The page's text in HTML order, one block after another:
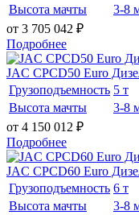
Высота мачты
3-8
от 3 705 042 ₽
Подробнее
JAC CPCD50 Euro
Грузоподъемность 5 т
Высота мачты
3-8
от 4 150 012 ₽
Подробнее
JAC CPCD60 Euro
Грузоподъемность 6 т
Высота мачты
3-8